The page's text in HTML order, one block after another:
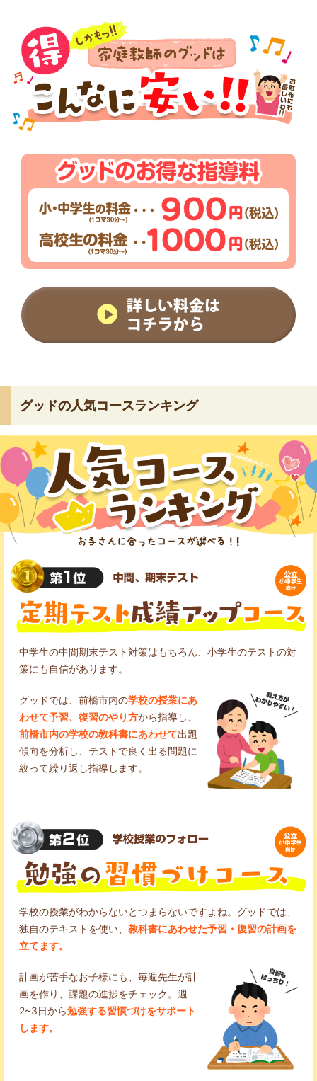
グッドの人気コースランキング
中学生の中間期末テスト対策はもちろん、小学生のテストの対
策にも自信があります。
グッドでは、前橋市内の学校の授業にあ
わせて予習、復習のやり方から指導し、
前橋市内の学校の教科書にあわせて出題
傾向を分析し、テストで良く出る問題に
絞って繰り返し指導します。
学校の授業がわからないとつまらないですよね。グッドでは、
独自のテキストを使い、 教科書にあわせた予習・復習の計画を
立てます。
計画が苦手なお子様にも、毎週先生が計
画を作り、課題の進捗をチェック。週
2~3日から勉強する習慣づけをサポート
します。